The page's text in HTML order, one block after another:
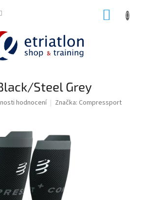
Steel Grey
hodnocení Značka: Compressport
- Chat